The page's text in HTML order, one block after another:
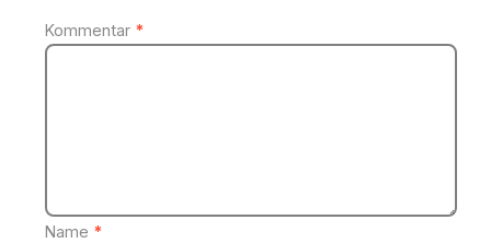
Kommentar *
Name *